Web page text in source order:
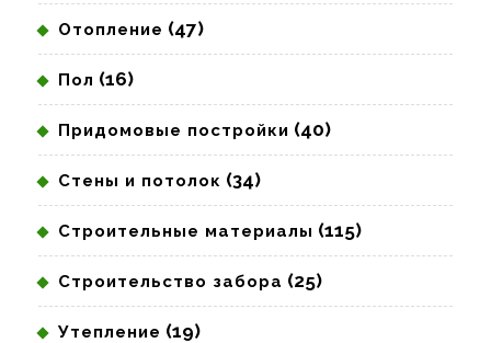
Отопление (47)
Пол (16)
Придомовые постройки (40)
Стены и потолок (34)
Строительные материалы (115)
Строительство забора (25)
Утепление (19)